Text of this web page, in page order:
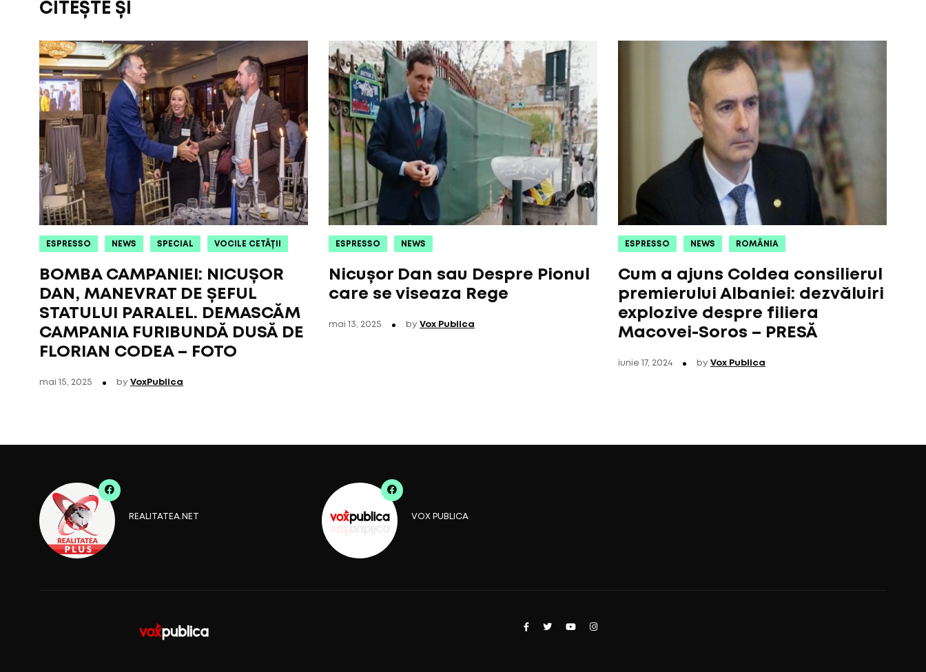
CITEȘTE ȘI
ESPRESSO NEWS SPECIAL VOCILE CETĂȚII
BOMBA CAMPANIEI: NICUȘOR
DAN, MANEVRAT DE ȘEFUL
STATULUI PARALEL. DEMASCĂM
CAMPANIA FURIBUNDĂ DUSĂ DE
FLORIAN CODEA – FOTO
mai 15, 2025 by VoxPublica
ESPRESSO NEWS
Nicușor Dan sau Despre Pionul
care se viseaza Rege
mai 13, 2025 by Vox Publica
ESPRESSO NEWS ROMÂNIA
Cum a ajuns Coldea consilierul
premierului Albaniei: dezvăluiri
explozive despre filiera
Macovei-Soros – PRESĂ
iunie 17, 2024 by Vox Publica
REALITATEA.NET VOX PUBLICA